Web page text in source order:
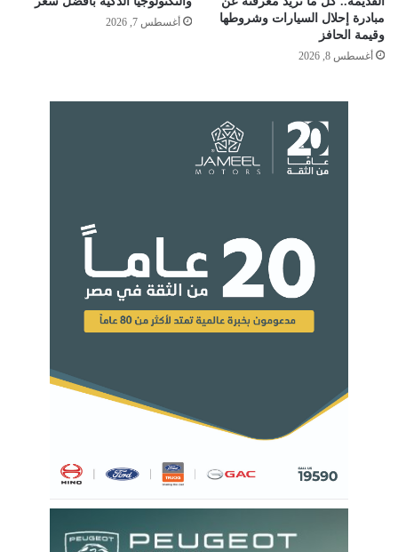
مبادرة إحلال السيارات وشروطها
وقيمة الحافز
أغسطس 8, 2026
أغسطس 7, 2026